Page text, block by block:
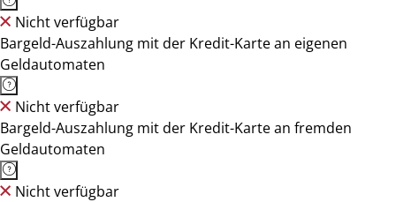
Nicht verfügbar
Bargeld-Auszahlung mit der Kredit-Karte an eigenen
Geldautomaten
Nicht verfügbar
Bargeld-Auszahlung mit der Kredit-Karte an fremden
Geldautomaten
Nicht verfügbar